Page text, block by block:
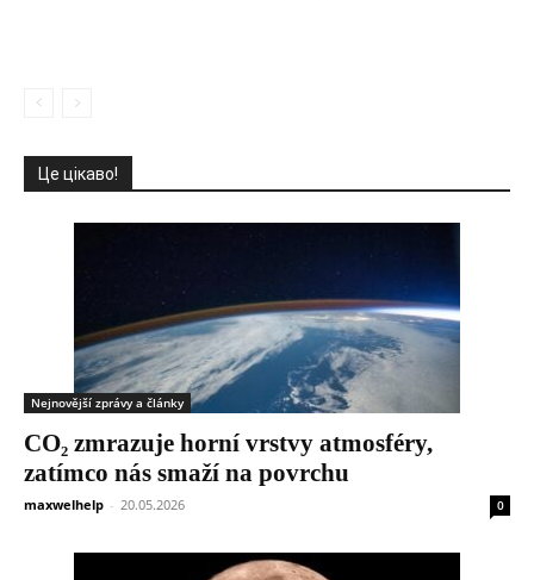
Це цікаво!
Nejnovější zprávy a články
CO₂ zmrazuje horní vrstvy atmosféry,
zatímco nás smaží na povrchu
maxwelhelp - 20.05.2026 0